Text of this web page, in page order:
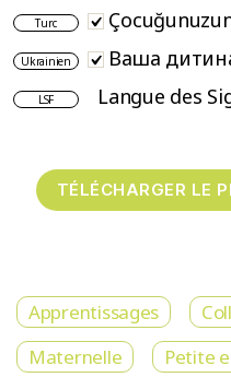
Turc
Ukrainien Ваша
LSF Langue des
Apprentissages
Maternelle
Petite